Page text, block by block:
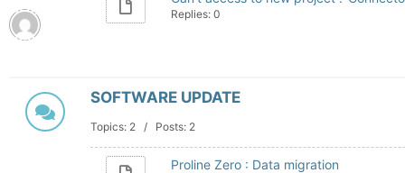
Replies: 0
SOFTWARE UPDATE
Topics: 2 / Posts: 2
Proline Zero : Data migration